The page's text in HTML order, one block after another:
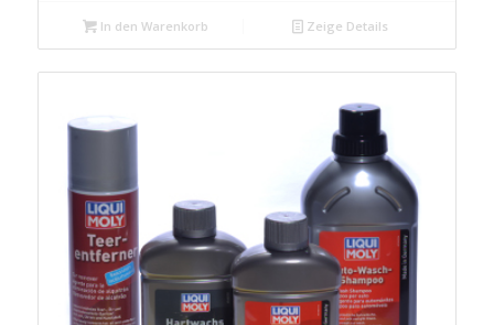
In den Warenkorb Zeige Details